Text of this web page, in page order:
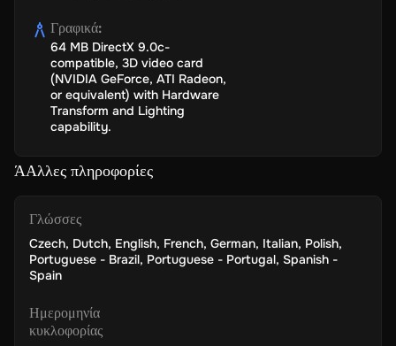
Γραφικά:
64 MB DirectX 9.0c-
compatible, 3D video card
(NVIDIA GeForce, ATI Radeon,
or equivalent) with Hardware
Transform and Lighting
capability.
ΆΑλλες πληροφορίες
Ημερομηνία
κυκλοφορίας
Γλώσσες
Czech, Dutch, English, French, German, Italian, Polish,
Portuguese - Brazil, Portuguese - Portugal, Spanish -
Spain